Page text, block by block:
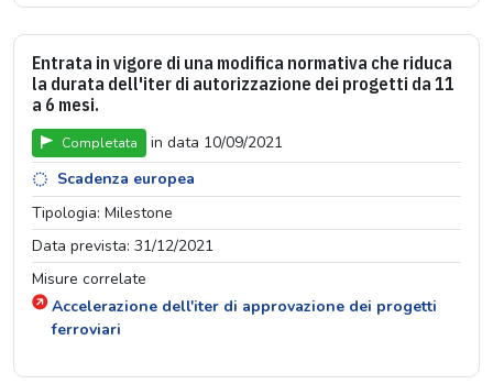
Entrata in vigore di una modifica normativa che riduca
la durata dell'iter di autorizzazione dei progetti da 11
a 6 mesi.
Completata
in data 10/09/2021
Scadenza europea
Tipologia: Milestone
Data prevista: 31/12/2021
Misure correlate
Accelerazione dell'iter di approvazione dei progetti
ferroviari